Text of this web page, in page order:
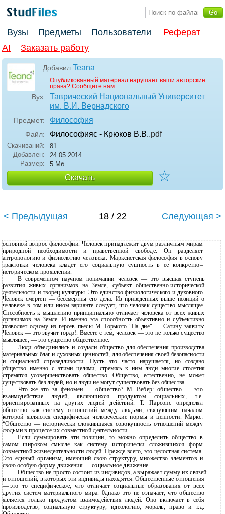
Вузы Предметы Пользователи
Реферат
AI
Заказать работу
Добавил:Teana
Опубликованный материал нарушает ваши авторские
права? Сообщите нам.
Вуз:
Таврический Национальный Университет
им. В.И. Вернадского
Предмет: Философия
Файл: Философияс - Крюков В.В..pdf
Скачиваний:
81
Добавлен:
24.05.2014
Размер:
5 Мб
Скачать ☆
< Предыдущая 18 / 22 Следующая >
основной вопрос философии. Человек принадлежит двум различным мирам
природной необходимости и нравственной свободе. Он разделяет
антропологию и физиологию человека. Марксистская философия в основу
трактовки человека кладет его социальную сущность в ее конкретно–
историческом проявлении.
В современном научном понимании человек — это высшая ступень
развития живых организмов на Земле, субъект общественно-исторической
деятельности и творец культуры. Это единство физиологического и духовного.
Человек смертен — бессмертны его дела. Из приведенных выше позиций о
человеке в том или ином варианте следует, что человек существо мыслящее.
Способность к мышлению принципиально отличает человека от всех живых
организмов на Земле. И именно эта способность объективно и субъективно
позволяет одному из героев пьесы М. Горького "На дне" — Сатину заявить:
Человек — это звучит гордо!. Вместе с тем, человек — это не только существо
мыслящее, — это существо общественное.
Люди объединились и создали общество для обеспечения производства
материальных благ и духовных ценностей, для обеспечения своей безопасности
и социальной справедливости. Пусть это часто нарушается, но создано
общество именно с этими целями, стремясь к ним люди многие столетия
стремятся усовершенствовать общество. Общество, естественно, не может
существовать без людей, но и люди не могут существовать без общества.
Что же это за феномен — общество? М. Вебер: общество — это
взаимодействие людей, являющихся продуктом социальных, т.е.
ориентированных на других людей действий. Т. Парсонс определял
общество как систему отношений между людьми, связующим началом
которой являются специфически человеческие нормы и ценности. Маркс:
“Общество — исторически сложившаяся совокупность отношений между
людьми в процессе их совместной деятельности.
Если суммировать эти позиции, то можно определить общество в
самом широком смысле как систему исторически сложившихся форм
совместной жизнедеятельности людей. Прежде всего, это целостная система.
Это единый организм, имеющий свою структуру, множество элементов и
свою особую форму движения — социальное движение.
Общество не просто состоит из индивидов, а выражает сумму их связей
и отношений, в которых эти индивиды находятся. Общественные отношения
— это то специфическое, что отличает социальные образования от всех
других систем материального мира. 0днако это не означает, что общество
является только продуктом взаимодействия людей. Оно включает в себя
производство, социальную структуру, идеологию, мораль, право и т.д.